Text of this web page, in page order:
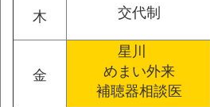
木 交代制
金
星川
めまい外来
補聴器相談医